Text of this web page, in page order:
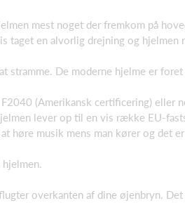
mest noget der fremkom på
en alvorlig drejning og hjelmen
stramme. De moderne hjelme er
(Amerikansk certificering) eller
lever op til en vis række EU-
høre musik mens man kører og det
overkanten af dine øjenbryn.